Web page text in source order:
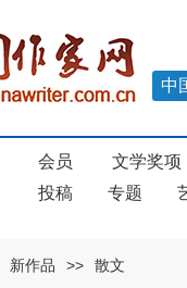
中
会员
文学奖项
投稿 专题
新作品 >> 散文